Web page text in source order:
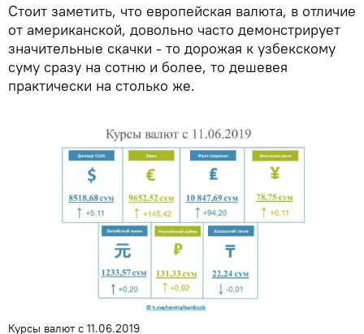
Стоит заметить, что европейская валюта, в отличие
от американской, довольно часто демонстрирует
значительные скачки - то дорожая к узбекскому
суму сразу на сотню и более, то дешевея
практически на столько же.
Курсы валют с 11.06.2019